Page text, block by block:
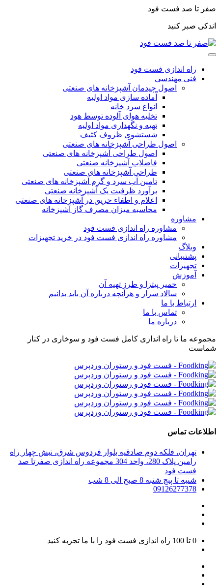
صفر تا صد فست فود
اندکی صبر کنید
راه اندازی فست فود
فنی مهندسی
اصول چیدمان آشپزخانه های صنعتی
آماده سازی مواد اولیه
انواع سرد خانه
تخلیه هوای آلوده توسط هود
تهیه و نگهداری مواد اولیه
شستشوی ظروف کثیف
اصول طراحی آشپزخانه های صنعتی
اصول طراحی آشپزخانه های صنعتی
فاضلاب آشپزخانه صنعتی
طراحی آشپزخانه های صنعتی
تامین آب سرد و گرم آشپزخانه های صنعتی
برآورد ظرفیت یک آشپزخانه صنعتی
اعلام و اطفاء حریق در آشپزخانه های صنعتی
محاسبه میزان مصرف گاز آشپزخانه
مشاوره
مشاوره راه اندازی فست فود
مشاوره راه اندازی فست فود در خرید تجهیزات
وبلاگ
پشتیبانی
تجهیزات
آموزش
خمیر پیتزا و طرز تهیه آن
سالاد سزار و هرآنچه درباره آن باید بدانیم
ارتباط با ما
تماس با ما
درباره ما
مجموعه ما تا راه اندازی کامل فست فود و سوخاری در کنار
شماست
اطلاعات تماس
تهران، فلکه دوم صادقیه بلوار فردوس شرق، نبش چهار راه
رامین پلاک 280، واحد 304 مجموعه راه اندازی صفرتا صد
فست فود
شنبه تا پنج شنبه 8 صبح الی 8 شب
09126277378
0 تا 100 راه اندازی فست فود را با ما تجربه کنید